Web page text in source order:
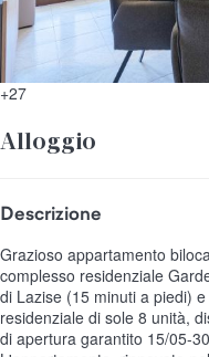
+27
Alloggio
Descrizione
Grazioso appartamento
complesso residenziale
di Lazise (15 minuti a piedi)
residenziale di sole 8 unità,
di apertura garantito 15/05-